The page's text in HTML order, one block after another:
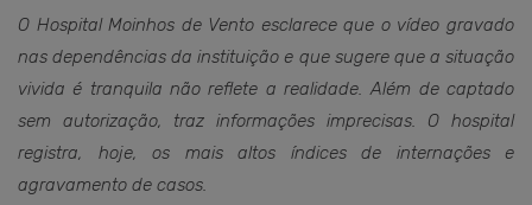
O Hospital Moinhos de Vento esclarece que o vídeo gravado
nas dependências da instituição e que sugere que a situação
vivida é tranquila não reflete a realidade. Além de captado
sem autorização, traz informações imprecisas. O hospital
registra, hoje, os mais altos índices de internações e
agravamento de casos.